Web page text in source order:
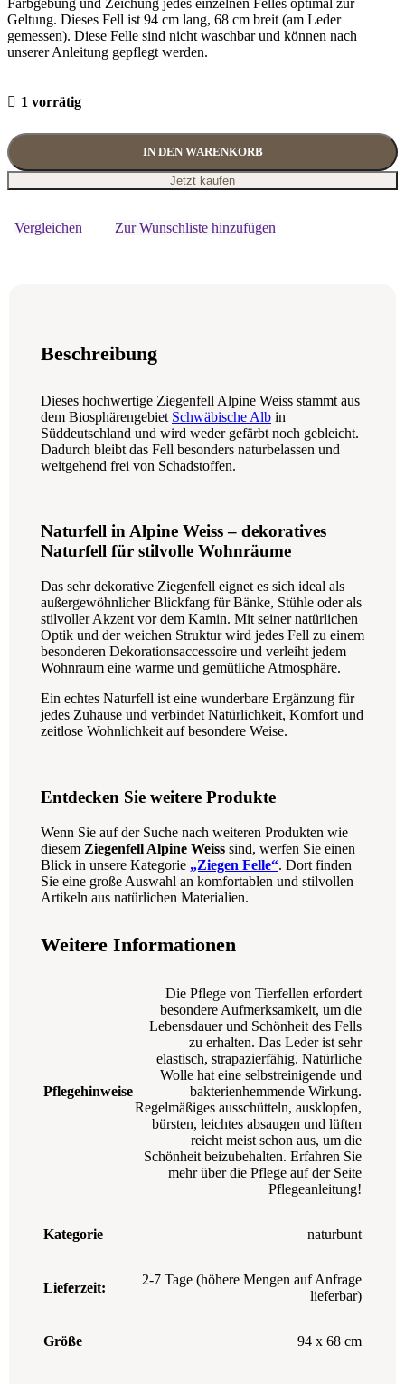
Farbgebung und Zeichung jedes einzelnen Felles optimal zur
Geltung. Dieses Fell ist 94 cm lang, 68 cm breit (am Leder
gemessen). Diese Felle sind nicht waschbar und können nach
unserer Anleitung gepflegt werden.
1 vorrätig
IN DEN WARENKORB
Jetzt kaufen
Vergleichen Zur Wunschliste hinzufügen
Beschreibung
Dieses hochwertige Ziegenfell Alpine Weiss stammt aus
dem Biosphärengebiet Schwäbische Alb in
Süddeutschland und wird weder gefärbt noch gebleicht.
Dadurch bleibt das Fell besonders naturbelassen und
weitgehend frei von Schadstoffen.
Naturfell in Alpine Weiss – dekoratives
Naturfell für stilvolle Wohnräume
Das sehr dekorative Ziegenfell eignet es sich ideal als
außergewöhnlicher Blickfang für Bänke, Stühle oder als
stilvoller Akzent vor dem Kamin. Mit seiner natürlichen
Optik und der weichen Struktur wird jedes Fell zu einem
besonderen Dekorationsaccessoire und verleiht jedem
Wohnraum eine warme und gemütliche Atmosphäre.
Ein echtes Naturfell ist eine wunderbare Ergänzung für
jedes Zuhause und verbindet Natürlichkeit, Komfort und
zeitlose Wohnlichkeit auf besondere Weise.
Entdecken Sie weitere Produkte
Wenn Sie auf der Suche nach weiteren Produkten wie
diesem Ziegenfell Alpine Weiss sind, werfen Sie einen
Blick in unsere Kategorie „Ziegen Felle“. Dort finden
Sie eine große Auswahl an komfortablen und stilvollen
Artikeln aus natürlichen Materialien.
Weitere Informationen
Pflegehinweise
Die Pflege von Tierfellen erfordert
besondere Aufmerksamkeit, um die
Lebensdauer und Schönheit des Fells
zu erhalten. Das Leder ist sehr
elastisch, strapazierfähig. Natürliche
Wolle hat eine selbstreinigende und
bakterienhemmende Wirkung.
Regelmäßiges ausschütteln, ausklopfen,
bürsten, leichtes absaugen und lüften
reicht meist schon aus, um die
Schönheit beizubehalten. Erfahren Sie
mehr über die Pflege auf der Seite
Pflegeanleitung!
Kategorie naturbunt
Lieferzeit:
2-7 Tage (höhere Mengen auf Anfrage
lieferbar)
Größe 94 x 68 cm